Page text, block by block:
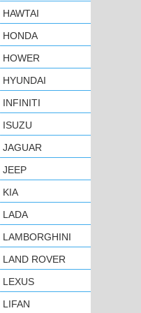
HAWTAI
HONDA
HOWER
HYUNDAI
INFINITI
ISUZU
JAGUAR
JEEP
KIA
LADA
LAMBORGHINI
LAND ROVER
LEXUS
LIFAN